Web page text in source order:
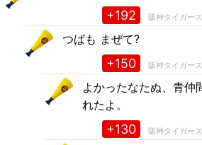
+192 阪神タイガー
つばも まぜて?
+150 阪神タイガー
よかったなたぬ、青仲
れたよ。
+130 阪神タイガー